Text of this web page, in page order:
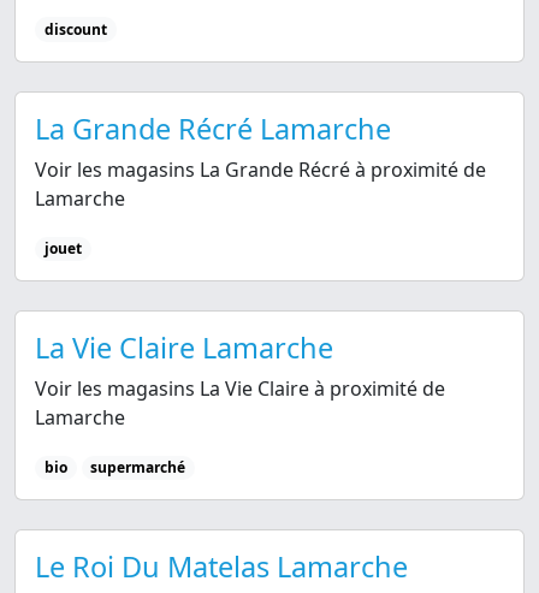
discount
La Grande Récré Lamarche
Voir les magasins La Grande Récré à proximité de
Lamarche
jouet
La Vie Claire Lamarche
Voir les magasins La Vie Claire à proximité de
Lamarche
bio supermarché
Le Roi Du Matelas Lamarche